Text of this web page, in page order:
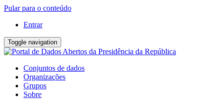
Pular para o conteúdo
Entrar
Toggle navigation
Conjuntos de dados
Organizações
Grupos
Sobre